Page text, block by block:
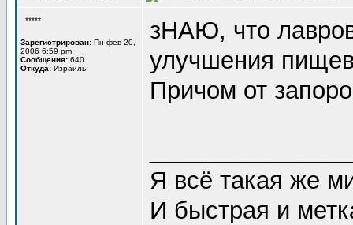
*****
Зарегистрирован: Пн фев 20,
2006 6:59 pm
Сообщения: 640
Откуда: Израиль
зНАЮ, что
улучшения
Причом от
Я всё такая же
И быстрая и